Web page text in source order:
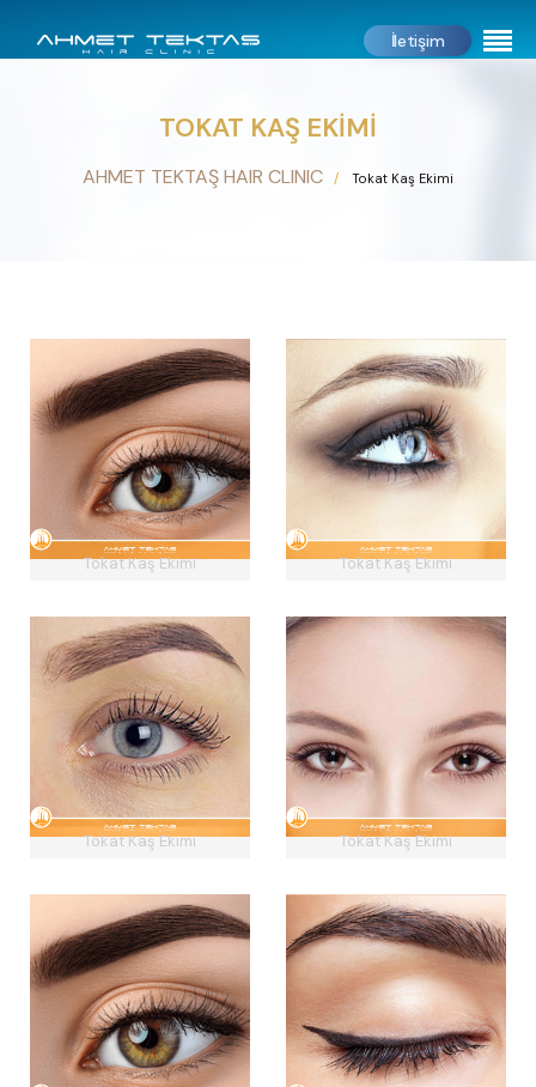
İletişim
TOKAT KAŞ EKIMI
AHMET TEKTAŞ HAIR CLINIC Tokat Kaş Ekimi
Tokat Kaş Ekimi Tokat Kaş Ekimi
Tokat Kaş Ekimi Tokat Kaş Ekimi